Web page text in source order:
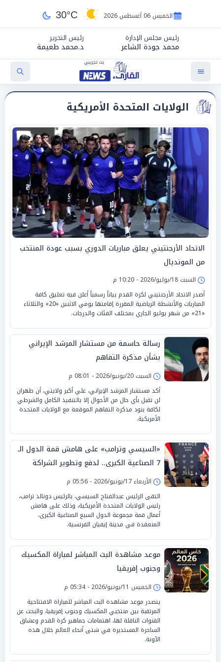
الخميس 06 أغسطس 2026 30°C
رئيس مجلس الإدارة
محمد جودة الشاعر
رئيس التحرير
د.محمد طعيمة
الولايات المتحدة الأمريكية
الاتحاد الأرجنتيني يعلق مباريات الدوري بسبب عودة المنتخب
من المونديال
السبت 18/يوليو/2026 - 10:20 م
أصدر الاتحاد الأرجنتيني لكرة القدم بياناً رسمياً أعلن فيه تعليق كافة
المباريات والأنشطة الرياضية المقررة إقامتها يومي الاثنين «20» والثلاثاء
«21» من شهر يوليو الجاري بمختلف الفئات والدرجات.
رسالة حاسمة من مستشار المرشد الإيراني
بشأن مذكرة التفاهم
السبت 20/يونيو/2026 - 08:01 م
أكد مستشار المرشد الإيراني، علي أكبر ولايتي، أن طهران
لن تقبل بأي حال من الأحوال إلا بالتنفيذ الكامل والشرطي
لكافة بنود مذكرة التفاهم الموقعة مع الولايات المتحدة
الأمريكية.
«السيسي وترامب» على هامش قمة الدول الـ
7 الصناعية الكبرى.. لدفع وتطوير الشراكة
الإستراتيجية بين البلدين
الأربعاء 17/يونيو/2026 - 05:56 م
التقى الرئيس عبدالفتاح السيسي، بالرئيس دونالد ترامب،
رئيس الولايات المتحدة الأمريكية، وذلك على هامش
أعمال قمة مجموعة الدول السبع الصناعية الكبرى،
المنعقدة في مدينة إيفيان الفرنسية.
موعد مشاهدة البث المباشر لمباراة المكسيك
وجنوب إفريقيا
الخميس 11/يونيو/2026 - 05:34 م
يتصدر موعد مشاهدة البث المباشر للمباراة الافتتاحية
المرتقبة بين منتخبي المكسيك وجنوب إفريقيا، والبحث عن
القنوات الناقلة لها، اهتمامات جماهير كرة القدم وعشاق
الساحرة المستديرة في شتى أنحاء العالم خلال هذه
الآونة.